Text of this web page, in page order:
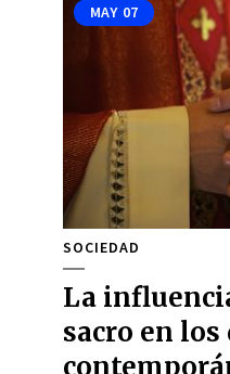
MAY 07
SOCIEDAD
La
sacro en los